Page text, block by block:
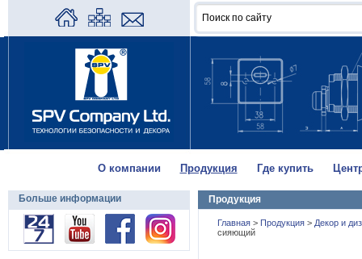
О компании Продукция Где купить
Продукция
Главная > Продукция > Декор и
сияющий
Больше информации